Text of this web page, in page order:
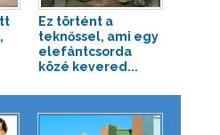
Ez történt a
teknőssel, ami egy
elefántcsorda
közé kevered...